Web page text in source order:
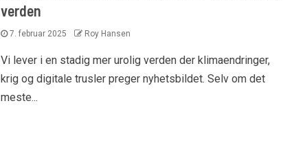
verden
7. februar 2025 Roy Hansen
Vi lever i en stadig mer urolig verden der klimaendringer,
krig og digitale trusler preger nyhetsbildet. Selv om det
meste...